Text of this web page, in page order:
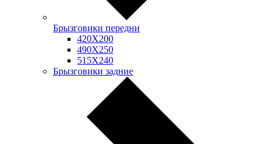
Брызговики передни
420Х200
490Х250
515Х240
Брызговики задние